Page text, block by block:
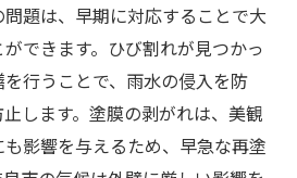
題は、早期に対応することで大
できます。ひび割れが見つかっ
行うことで、雨水の侵入を防
します。塗膜の剥がれは、美観
影響を与えるため、早急な再塗